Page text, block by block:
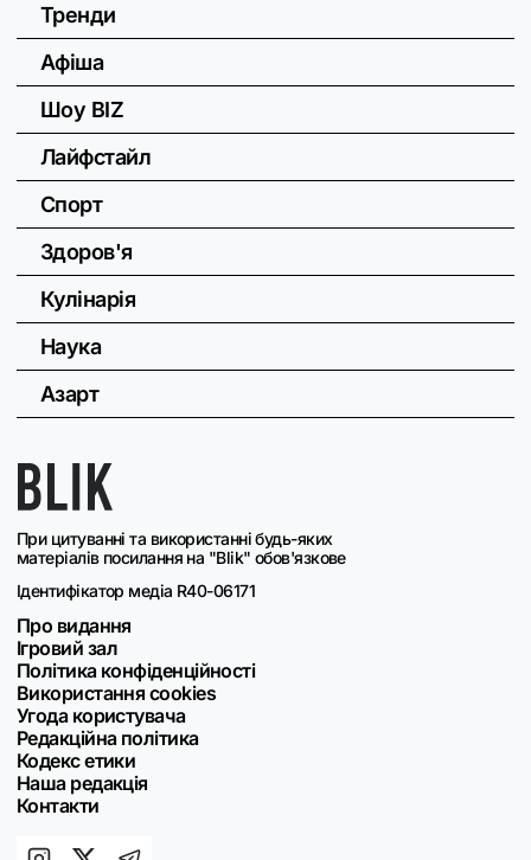
При цитуванні та використанні будь-яких
матеріалів посилання на "Blik" обов'язкове
Ідентифікатор медіа R40-06171
Про видання
Ігровий зал
Політика конфіденційності
Використання cookies
Угода користувача
Редакційна політика
Кодекс етики
Наша редакція
Контакти
Тренди
Афіша
Шоу BIZ
Лайфстайл
Спорт
Здоров'я
Кулінарія
Наука
Азарт